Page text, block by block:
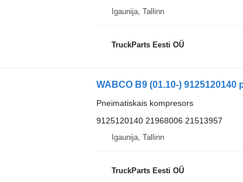
Igaunija, Tallinn
TruckParts Eesti OÜ
Pneimatiskais kompresors
9125120140 21968006 21513957
Igaunija, Tallinn
TruckParts Eesti OÜ